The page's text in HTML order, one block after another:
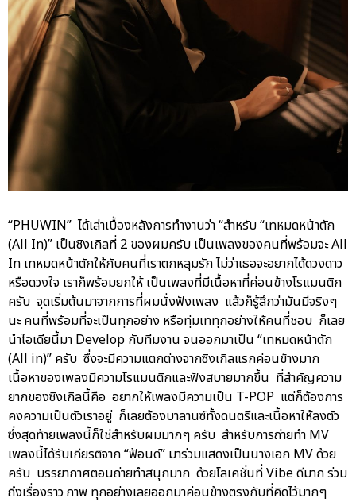
“PHUWIN” ได้เล่าเบื้องหลังการทำงานว่า “สำหรับ “เทหมดหน้าตัก
(All In)” เป็นซิงเกิลที่ 2 ของผมครับ เป็นเพลงของคนที่พร้อมจะ All
In เทหมดหน้าตักให้กับคนที่เราตกหลุมรัก ไม่ว่าเธอจะอยากได้ดวงดาว
หรือดวงใจ เราก็พร้อมยกให้ เป็นเพลงที่มีเนื้อหาที่ค่อนข้างโรแมนติก
ครับ จุดเริ่มต้นมาจากการที่ผมนั่งฟังเพลง แล้วก็รู้สึกว่ามันมีจริงๆ
นะ คนที่พร้อมที่จะเป็นทุกอย่าง หรือทุ่มเททุกอย่างให้คนที่ชอบ ก็เลย
นำไอเดียนี้มา Develop กับทีมงาน จนออกมาเป็น “เทหมดหน้าตัก
(All in)” ครับ ซึ่งจะมีความแตกต่างจากซิงเกิลแรกค่อนข้างมาก
เนื้อหาของเพลงมีความโรแมนติกและฟังสบายมากขึ้น ที่สำคัญความ
ยากของซิงเกิลนี้คือ อยากให้เพลงมีความเป็น T-POP แต่ก็ต้องการ
คงความเป็นตัวเราอยู่ ก็เลยต้องบาลานซ์ทั้งดนตรีและเนื้อหาให้ลงตัว
ซึ่งสุดท้ายเพลงนี้ก็ใช่สำหรับผมมากๆ ครับ สำหรับการถ่ายทำ MV
เพลงนี้ได้รับเกียรติจาก “ฟ้อนด์” มาร่วมแสดงเป็นนางเอก MV ด้วย
ครับ บรรยากาศตอนถ่ายทำสนุกมาก ด้วยโลเคชั่นที่ Vibe ดีมาก ร่วม
ถึงเรื่องราว ภาพ ทุกอย่างเลยออกมาค่อนข้างตรงกับที่คิดไว้มากๆ